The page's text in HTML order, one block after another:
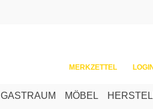
MERKZETTEL LOGIN
GASTRAUM MÖBEL